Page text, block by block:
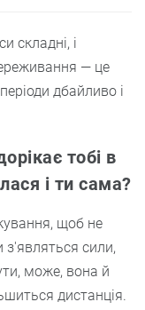
складні, і
— це
дбайливо і
тобі в
і ти сама?
щоб не
з'являться сили,
може, вона й
дистанція.